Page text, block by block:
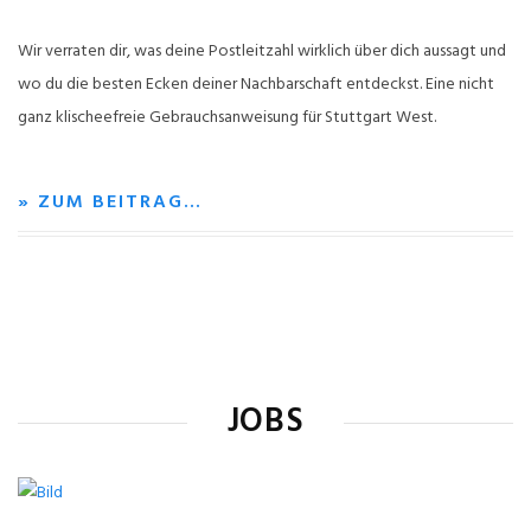
Wir verraten dir, was deine Postleitzahl wirklich über dich aussagt und
wo du die besten Ecken deiner Nachbarschaft entdeckst. Eine nicht
ganz klischeefreie Gebrauchsanweisung für Stuttgart West.
» ZUM BEITRAG…
JOBS